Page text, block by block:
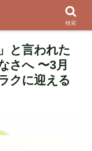
と言われた
さへ 〜3月
クに迎える
検索